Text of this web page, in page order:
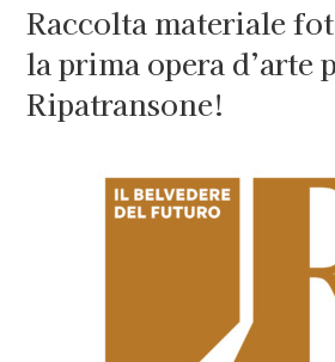
Raccolta materiale
la prima opera d’arte
Ripatransone!